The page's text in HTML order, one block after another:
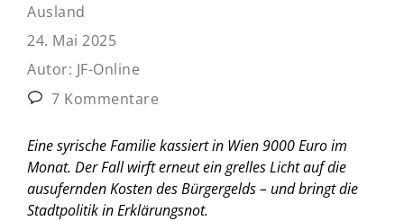
Ausland
24. Mai 2025
Autor: JF-Online
7 Kommentare
Eine syrische Familie kassiert in Wien 9000 Euro im
Monat. Der Fall wirft erneut ein grelles Licht auf die
ausufernden Kosten des Bürgergelds – und bringt die
Stadtpolitik in Erklärungsnot.